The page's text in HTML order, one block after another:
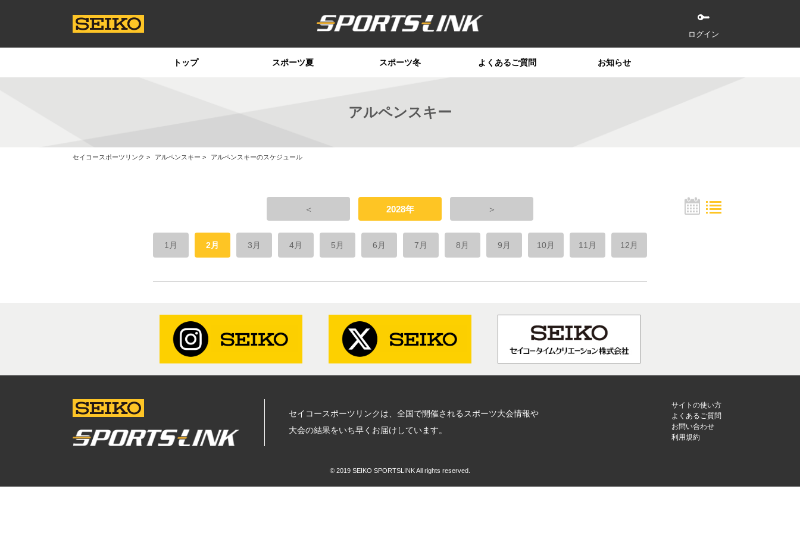
ログイン
トップ スポーツ夏 スポーツ冬 よくあるご質問 お知らせ
アルペンスキー
セイコースポーツリンク アルペンスキー アルペンスキーのスケジュール
＜ 2028年 ＞
1月 2月 3月 4月 5月 6月 7月 8月 9月 10月 11月 12月
セイコースポーツリンクは、全国で開催されるスポーツ大会情報や
大会の結果をいち早くお届けしています。
サイトの使い方
よくあるご質問
お問い合わせ
利用規約
© 2019 SEIKO SPORTSLINK All rights reserved.